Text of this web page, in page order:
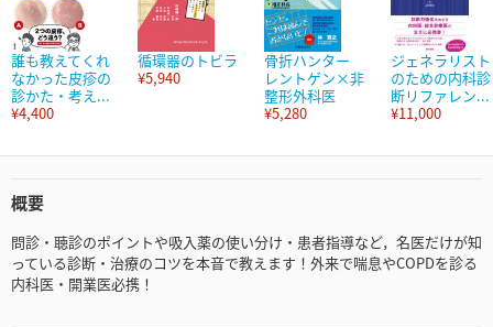
誰も教えてくれ
なかった皮疹の
診かた・考え...
¥4,400
循環器のトビラ
¥5,940
骨折ハンター
レントゲン×非
整形外科医
¥5,280
ジェネラリスト
のための内科診
断リファレン...
¥11,000
概要
問診・聴診のポイントや吸入薬の使い分け・患者指導など，名医だけが知
っている診断・治療のコツを本音で教えます！外来で喘息やCOPDを診る
内科医・開業医必携！